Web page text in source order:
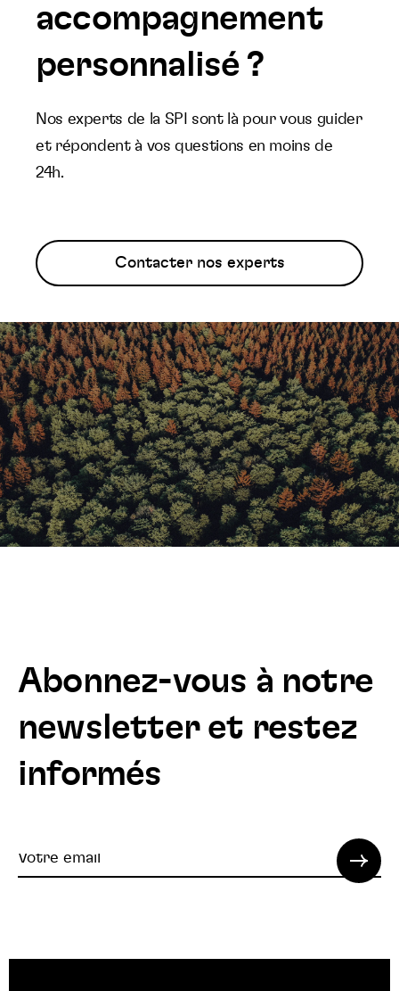
accompagnement
personnalisé ?
Nos experts de la SPI sont là pour vous guider
et répondent à vos questions en moins de
24h.
Contacter nos experts
Abonnez-vous à notre
newsletter et restez
informés
Votre